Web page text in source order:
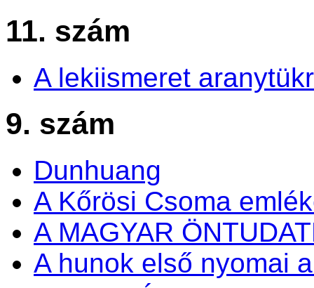
11. szám
A lekiismeret
9. szám
Dunhuang
A Kőrösi Csoma
A MAGYAR
A hunok első nyomai